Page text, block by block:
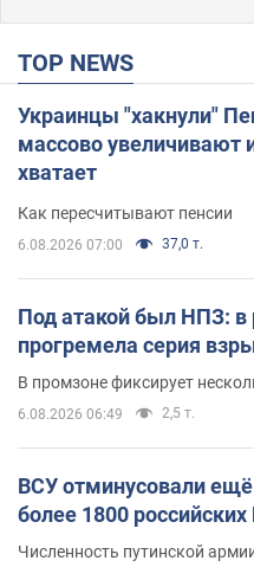
TOP NEWS
Украинцы "хакнули"
массово увеличивают
хватает
Как пересчитывают пенсии
6.08.2026 07:00 37,0 т.
Под атакой был НПЗ: в
прогремела серия
В промзоне фиксирует
6.08.2026 06:49 2,5 т.
ВСУ отминусовали ещё
более 1800
Численность путинской